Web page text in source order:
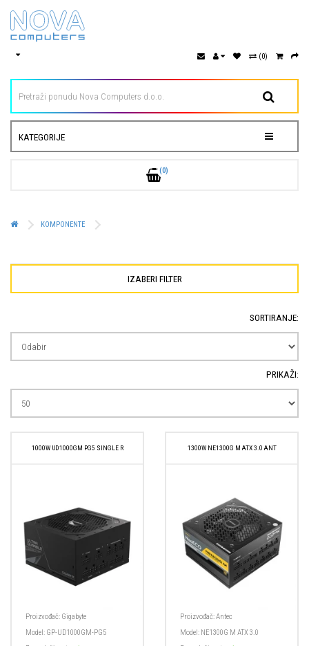
(0)
KATEGORIJE
(0)
KOMPONENTE
IZABERI FILTER
SORTIRANJE:
PRIKAŽI:
1000W UD1000GM PG5 SINGLE R
Proizvođač: Gigabyte
Model: GP-UD1000GM-PG5
1300W NE1300G M ATX 3.0 ANT
Proizvođač:Antec
Model: NE1300G M ATX 3.0